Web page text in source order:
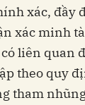
xác, đầy
xác minh
liên quan
theo quy
tham